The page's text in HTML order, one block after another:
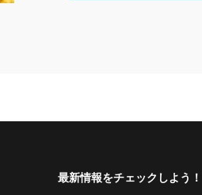
最新情報をチェックしよう！